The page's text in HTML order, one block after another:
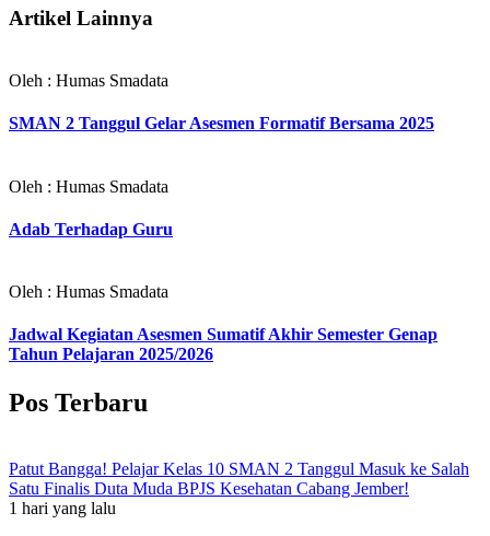
Artikel Lainnya
Oleh : Humas Smadata
SMAN 2 Tanggul Gelar Asesmen Formatif Bersama 2025
Oleh : Humas Smadata
Adab Terhadap Guru
Oleh : Humas Smadata
Jadwal Kegiatan Asesmen Sumatif Akhir Semester Genap
Tahun Pelajaran 2025/2026
Pos Terbaru
Patut Bangga! Pelajar Kelas 10 SMAN 2 Tanggul Masuk ke Salah
Satu Finalis Duta Muda BPJS Kesehatan Cabang Jember!
1 hari yang lalu